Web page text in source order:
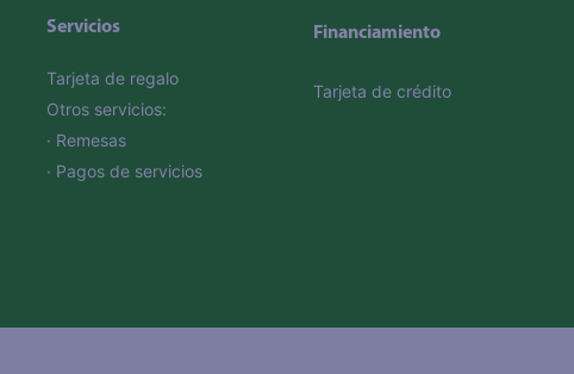
Servicios
Tarjeta de regalo
Otros servicios:
· Remesas
· Pagos de servicios
Financiamiento
Tarjeta de crédito